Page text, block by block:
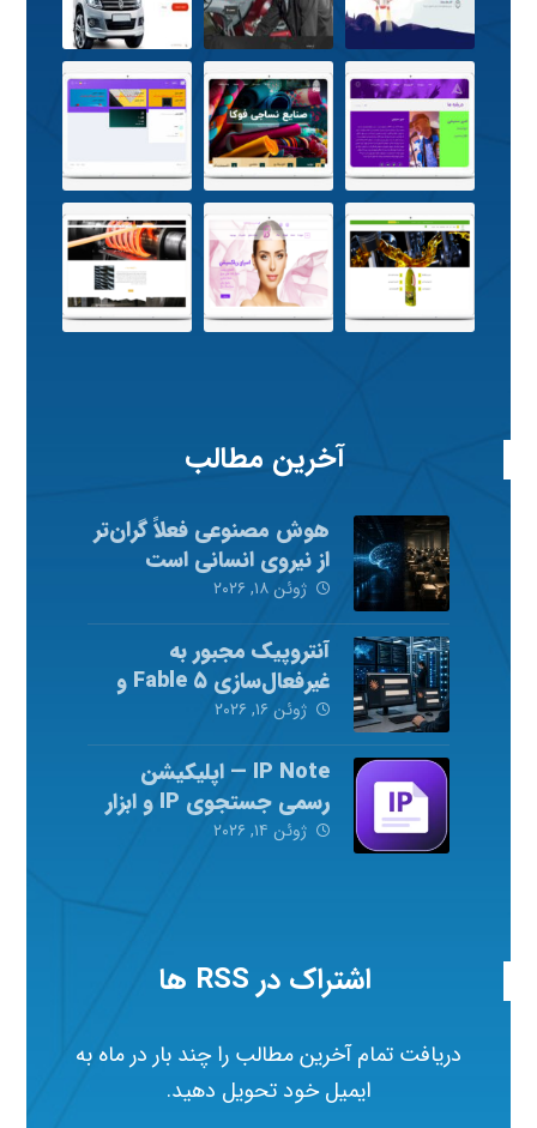
آخرین مطالب
هوش مصنوعی فعلاً گران‌تر
از نیروی انسانی است
ژوئن ۱۸, ۲۰۲۶
آنتروپیک مجبور به
غیرفعال‌سازی Fable ۵ و
Mythos ۵ شد
ژوئن ۱۶, ۲۰۲۶
IP Note — اپلیکیشن
رسمی جستجوی IP و ابزار
شبکه
ژوئن ۱۴, ۲۰۲۶
اشتراک در RSS ها
دریافت تمام آخرین مطالب را چند بار در ماه به
ایمیل خود تحویل دهید.